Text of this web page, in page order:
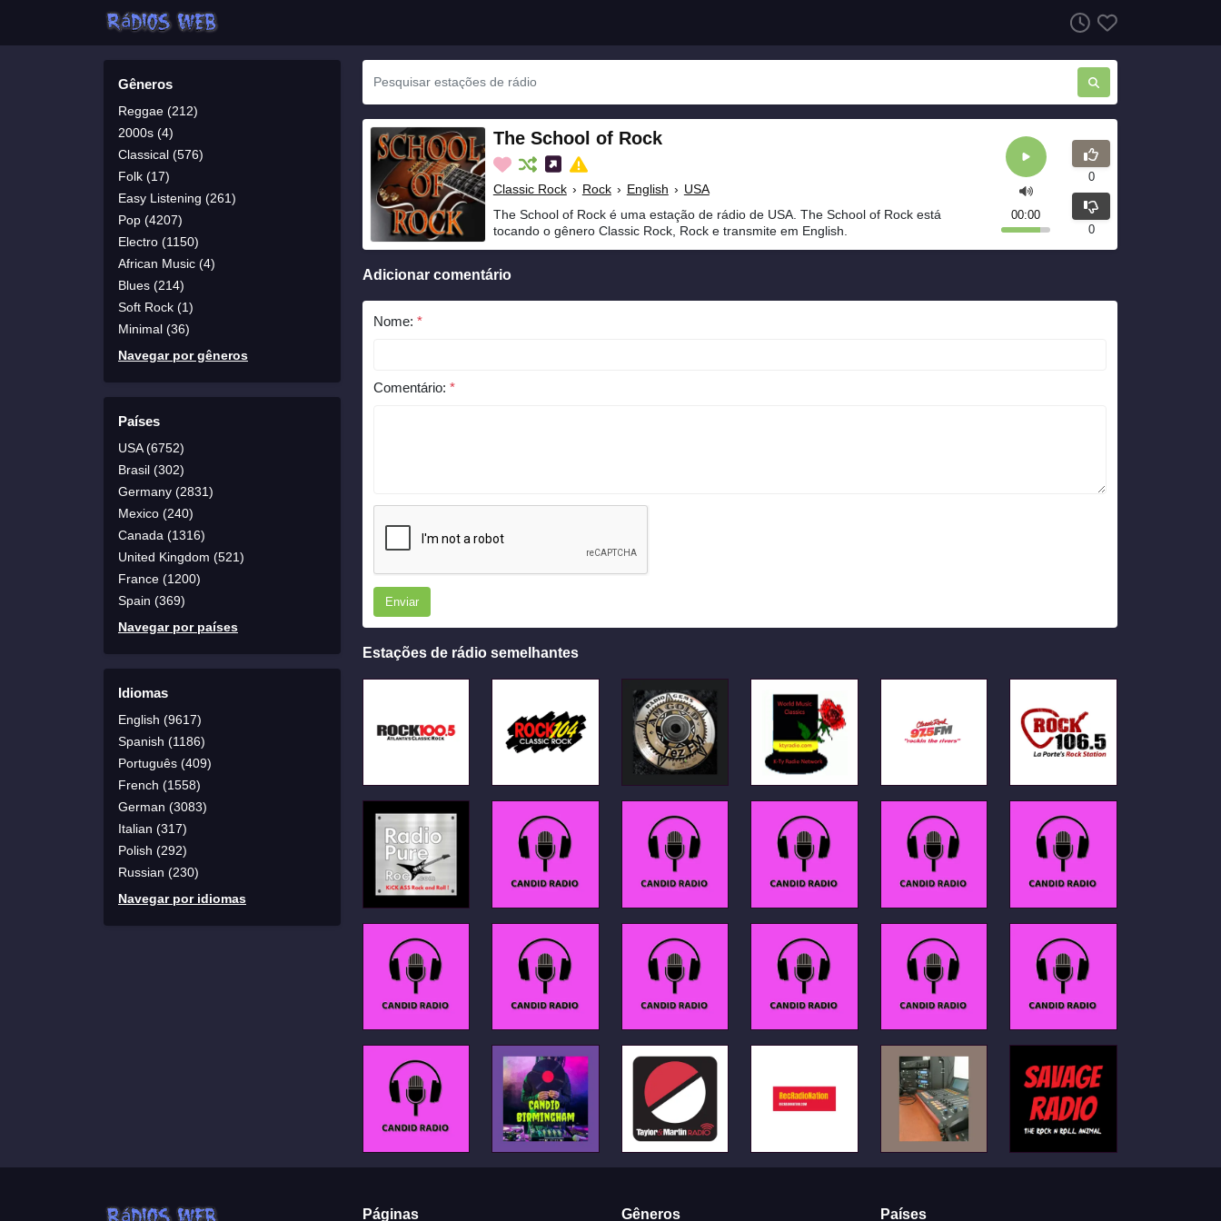
Gêneros
Reggae (212)
2000s (4)
Classical (576)
Folk (17)
Easy Listening (261)
Pop (4207)
Electro (1150)
African Music (4)
Blues (214)
Soft Rock (1)
Minimal (36)
Navegar por gêneros
Países
USA (6752)
Brasil (302)
Germany (2831)
Mexico (240)
Canada (1316)
United Kingdom (521)
France (1200)
Spain (369)
Navegar por países
Idiomas
English (9617)
Spanish (1186)
Português (409)
French (1558)
German (3083)
Italian (317)
Polish (292)
Russian (230)
Navegar por idiomas
The School of Rock
Classic Rock › Rock › English › USA
The School of Rock é uma estação de rádio de USA. The School of Rock está
tocando o gênero Classic Rock, Rock e transmite em English.
00:00
0
0
Adicionar comentário
Nome: *
Comentário: *
Enviar
Estações de rádio semelhantes
Páginas Gêneros Países